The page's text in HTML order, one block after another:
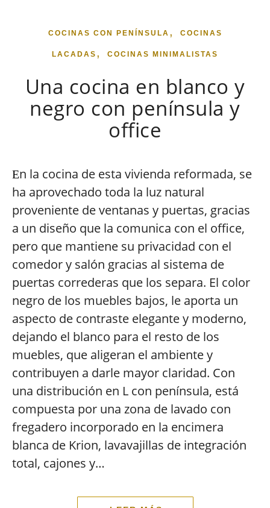
COCINAS CON PENÍNSULA , COCINAS
LACADAS , COCINAS MINIMALISTAS
Una cocina en blanco y
negro con península y
office
En la cocina de esta vivienda reformada, se
ha aprovechado toda la luz natural
proveniente de ventanas y puertas, gracias
a un diseño que la comunica con el office,
pero que mantiene su privacidad con el
comedor y salón gracias al sistema de
puertas correderas que los separa. El color
negro de los muebles bajos, le aporta un
aspecto de contraste elegante y moderno,
dejando el blanco para el resto de los
muebles, que aligeran el ambiente y
contribuyen a darle mayor claridad. Con
una distribución en L con península, está
compuesta por una zona de lavado con
fregadero incorporado en la encimera
blanca de Krion, lavavajillas de integración
total, cajones y…